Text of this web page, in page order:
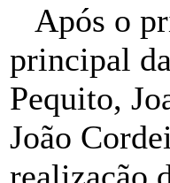
Após o
principal
Pequito,
João